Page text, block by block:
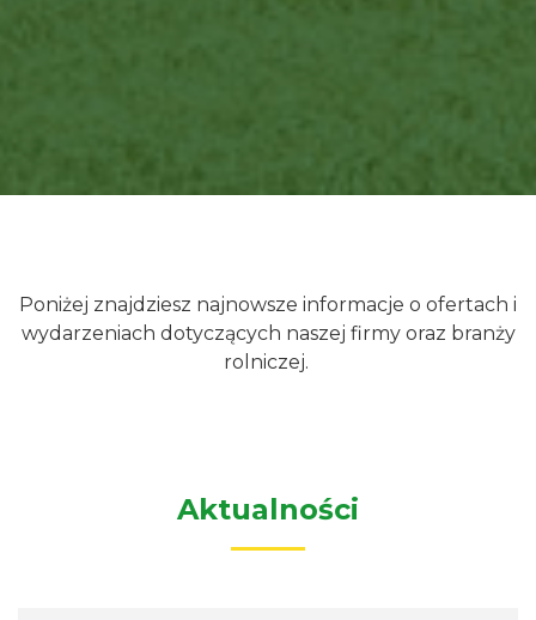
Poniżej znajdziesz najnowsze informacje o ofertach i
wydarzeniach dotyczących naszej firmy oraz branży
rolniczej.
Aktualności